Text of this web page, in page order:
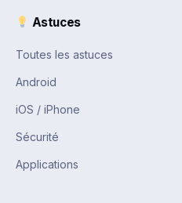
Astuces
Toutes les astuces
Android
iOS / iPhone
Sécurité
Applications